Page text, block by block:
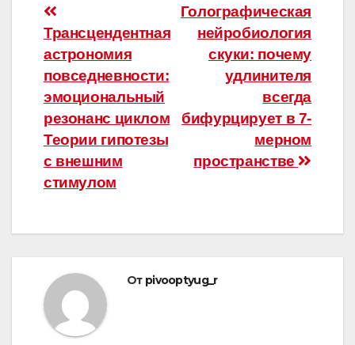
Навигация
по
записям
Голографическая
нейробиология
скуки: почему
удлинителя
всегда
бифурцирует в 7-
мерном
пространстве
Трансцендентная
астрономия
повседневности:
эмоциональный
резонанс циклом
Теории гипотезы
с внешним
стимулом
От pivooptyug_r